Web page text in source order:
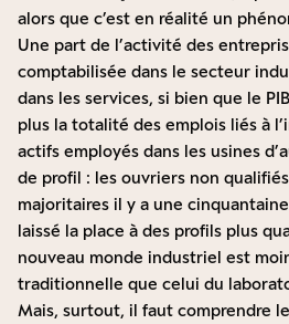
alors que c’est en réalité un
Une part de l’activité des
comptabilisée dans le secteur
dans les services, si bien que le
plus la totalité des emplois liés à
actifs employés dans les usines
de profil : les ouvriers non
majoritaires il y a une
laissé la place à des profils plus
nouveau monde industriel est
traditionnelle que celui du
Mais, surtout, il faut comprendre